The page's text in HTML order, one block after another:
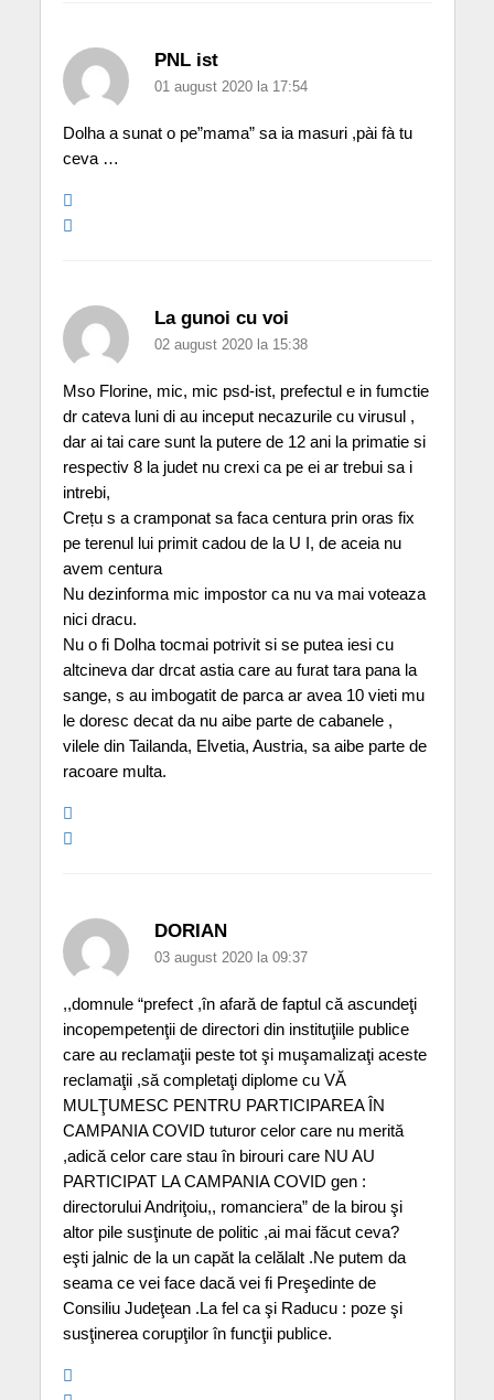
PNL ist
01 august 2020 la 17:54
Dolha a sunat o pe”mama” sa ia masuri ,pài fà tu
ceva …
La gunoi cu voi
02 august 2020 la 15:38
Mso Florine, mic, mic psd-ist, prefectul e in fumctie
dr cateva luni di au inceput necazurile cu virusul ,
dar ai tai care sunt la putere de 12 ani la primatie si
respectiv 8 la judet nu crexi ca pe ei ar trebui sa i
intrebi,
Crețu s a cramponat sa faca centura prin oras fix
pe terenul lui primit cadou de la U I, de aceia nu
avem centura
Nu dezinforma mic impostor ca nu va mai voteaza
nici dracu.
Nu o fi Dolha tocmai potrivit si se putea iesi cu
altcineva dar drcat astia care au furat tara pana la
sange, s au imbogatit de parca ar avea 10 vieti mu
le doresc decat da nu aibe parte de cabanele ,
vilele din Tailanda, Elvetia, Austria, sa aibe parte de
racoare multa.
DORIAN
03 august 2020 la 09:37
,,domnule “prefect ,în afară de faptul că ascundeţi
incopempetenţii de directori din instituţiile publice
care au reclamaţii peste tot şi muşamalizaţi aceste
reclamaţii ,să completaţi diplome cu VĂ
MULŢUMESC PENTRU PARTICIPAREA ÎN
CAMPANIA COVID tuturor celor care nu merită
,adică celor care stau în birouri care NU AU
PARTICIPAT LA CAMPANIA COVID gen :
directorului Andriţoiu,, romanciera” de la birou şi
altor pile susţinute de politic ,ai mai făcut ceva?
eşti jalnic de la un capăt la celălalt .Ne putem da
seama ce vei face dacă vei fi Preşedinte de
Consiliu Judeţean .La fel ca şi Raducu : poze şi
susţinerea corupţilor în funcţii publice.